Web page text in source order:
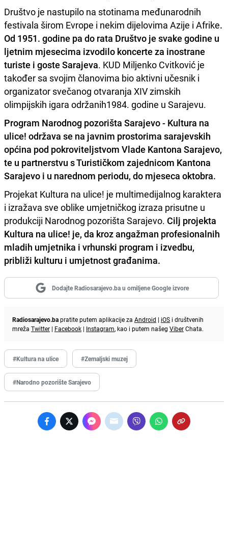
Društvo je nastupilo na stotinama međunarodnih
festivala širom Evrope i nekim dijelovima Azije i Afrike.
Od 1951. godine pa do rata Društvo je svake godine u
ljetnim mjesecima izvodilo koncerte za inostrane
turiste i goste Sarajeva. KUD Miljenko Cvitković je
također sa svojim članovima bio aktivni učesnik i
organizator svečanog otvaranja XIV zimskih
olimpijskih igara održanih1984. godine u Sarajevu.
Program Narodnog pozorišta Sarajevo - Kultura na
ulice! održava se na javnim prostorima sarajevskih
općina pod pokroviteljstvom Vlade Kantona Sarajevo,
te u partnerstvu s Turističkom zajednicom Kantona
Sarajevo i u narednom periodu, do mjeseca oktobra.
Projekat Kultura na ulice! je multimedijalnog karaktera
i izražava sve oblike umjetničkog izraza prisutne u
produkciji Narodnog pozorišta Sarajevo. Cilj projekta
Kultura na ulice! je, da kroz angažman profesionalnih
mladih umjetnika i vrhunski program i izvedbu,
približi kulturu i umjetnost građanima.
Dodajte Radiosarajevo.ba u omiljene Google izvore
Radiosarajevo.bapratite putem aplikacije za Android | iOS i društvenih
mreža Twitter | Facebook | Instagram, kao i putem našeg ViberChata.
#Kultura na ulice #Zemaljski muzej
#Narodno pozorište Sarajevo